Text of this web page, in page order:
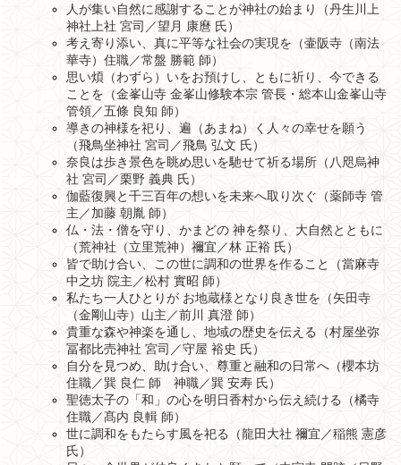
人が集い自然に感謝することが神社の始まり（丹生川上
神社上社 宮司／望月 康麿 氏）
考え寄り添い、真に平等な社会の実現を（壷阪寺（南法
華寺）住職／常盤 勝範 師）
思い煩（わずら）いをお預けし、ともに祈り、今できる
ことを（金峯山寺 金峯山修験本宗 管長・総本山金峯山寺
管領／五條 良知 師）
導きの神様を祀り、遍（あまね）く人々の幸せを願う
（飛鳥坐神社 宮司／飛鳥 弘文 氏）
奈良は歩き景色を眺め思いを馳せて祈る場所（八咫烏神
社 宮司／栗野 義典 氏）
伽藍復興と千三百年の想いを未来へ取り次ぐ（薬師寺 管
主／加藤 朝胤 師）
仏・法・僧を守り、かまどの 神を祭り、大自然とともに
（荒神社（立里荒神）禰宜／林 正裕 氏）
皆で助け合い、この世に調和の世界を作ること（當麻寺
中之坊 院主／松村 實昭 師）
私たち一人ひとりが お地蔵様となり良き世を（矢田寺
（金剛山寺）山主／前川 真澄 師）
貴重な森や神楽を通し、地域の歴史を伝える（村屋坐弥
冨都比売神社 宮司／守屋 裕史 氏）
自分を見つめ、助け合い、尊重と融和の日常へ（櫻本坊
住職／巽 良仁 師 神職／巽 安寿 氏）
聖徳太子の「和」の心を明日香村から伝え続ける（橘寺
住職／髙内 良輯 師）
世に調和をもたらす風を祀る（龍田大社 禰宜／稲熊 憲彦
氏）